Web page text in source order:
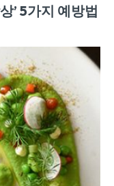
’ 5가지 예방법